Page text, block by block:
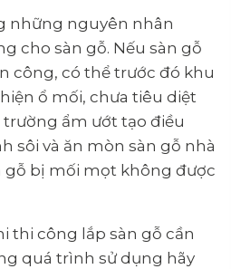
những nguyên nhân
cho sàn gỗ. Nếu sàn gỗ
công, có thể trước đó khu
ổ mối, chưa tiêu diệt
ẩm ướt tạo điều
sôi và ăn mòn sàn gỗ nhà
gỗ bị mối mọt không được
thi công lắp sàn gỗ cần
quá trình sử dụng hãy